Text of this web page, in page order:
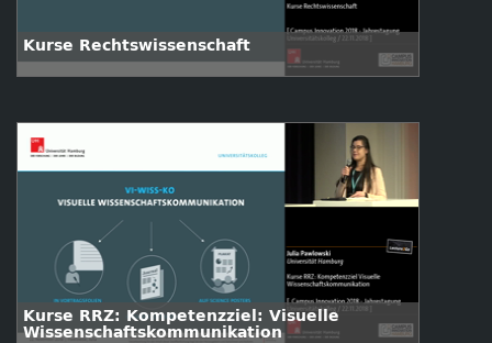
Kurse Rechtswissenschaft
Kurse RRZ: Kompetenzziel: Visuelle
Wissenschaftskommunikation